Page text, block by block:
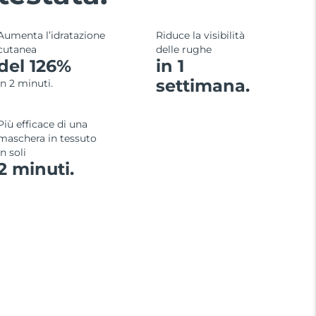
l’idratazione
126%
2 minuti.
Riduce la visibilità
delle rughe
in 1
settimana.
efficace di una
in tessuto
soli
minuti.